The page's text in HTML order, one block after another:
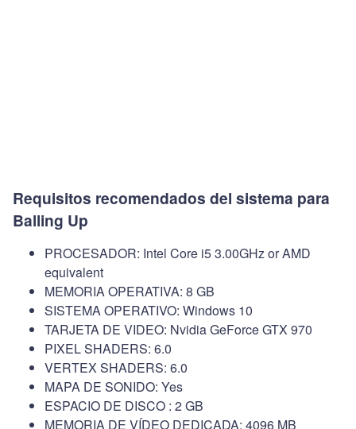
Requisitos recomendados del sistema para
Balling Up
PROCESADOR: Intel Core i5 3.00GHz or AMD
equivalent
MEMORIA OPERATIVA: 8 GB
SISTEMA OPERATIVO: Windows 10
TARJETA DE VIDEO: Nvidia GeForce GTX 970
PIXEL SHADERS: 6.0
VERTEX SHADERS: 6.0
MAPA DE SONIDO: Yes
ESPACIO DE DISCO : 2 GB
MEMORIA DE VÍDEO DEDICADA: 4096 MB